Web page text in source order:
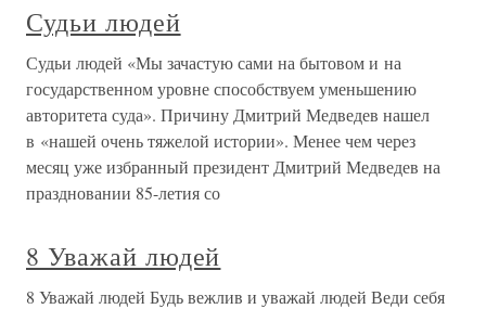
Судьи людей
Судьи людей «Мы зачастую сами на бытовом и на
государственном уровне способствуем уменьшению
авторитета суда». Причину Дмитрий Медведев нашел
в «нашей очень тяжелой истории». Менее чем через
месяц уже избранный президент Дмитрий Медведев на
праздновании 85-летия со
8 Уважай людей
8 Уважай людей Будь вежлив и уважай людей Веди себя